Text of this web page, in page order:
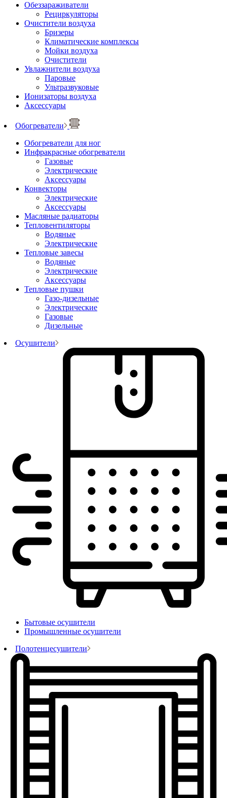
Обеззараживатели
Рециркуляторы
Очистители воздуха
Бризеры
Климатические комплексы
Мойки воздуха
Очистители
Увлажнители воздуха
Паровые
Ультразвуковые
Ионизаторы воздуха
Аксессуары
Обогреватели
Обогреватели для ног
Инфракрасные обогреватели
Газовые
Электрические
Аксессуары
Конвекторы
Электрические
Аксессуары
Масляные радиаторы
Тепловентиляторы
Водяные
Электрические
Тепловые завесы
Водяные
Электрические
Аксессуары
Тепловые пушки
Газо-дизельные
Электрические
Газовые
Дизельные
Осушители
Бытовые осушители
Промышленные осушители
Полотенцесушители